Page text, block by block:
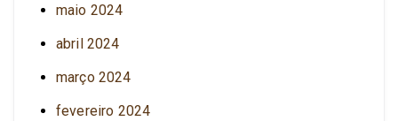
maio 2024
abril 2024
março 2024
fevereiro 2024